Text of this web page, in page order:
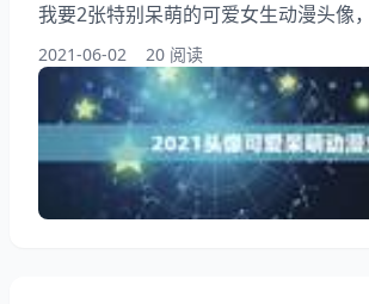
我要2张特别呆萌的可爱女生动漫头像
想问可爱女生动漫头像？你知道这是怎
动漫头像女生可爱的！越多越好，下
动漫头像女生可爱的！越多越好，希望
家！ 2021头像可爱呆萌动漫女 求动漫
的！越多越好 本人还有大约多张哦。
部分。要的话请加：或者告诉我你的信
下面是
2021-06-02 20 阅读